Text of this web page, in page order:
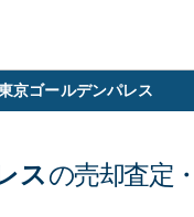
京ゴールデンパレス
スの売却査定